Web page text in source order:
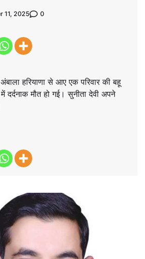
11, 2025 0
हरियाणा से आए एक परिवार की बहू
में दर्दनाक मौत हो गई। सुनीता देवी अपने